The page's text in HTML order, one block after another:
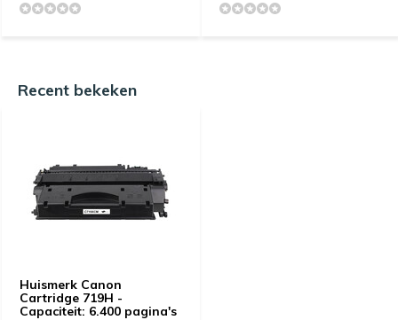
Recent bekeken
Huismerk Canon
Cartridge 719H -
Capaciteit: 6.400 pagina's